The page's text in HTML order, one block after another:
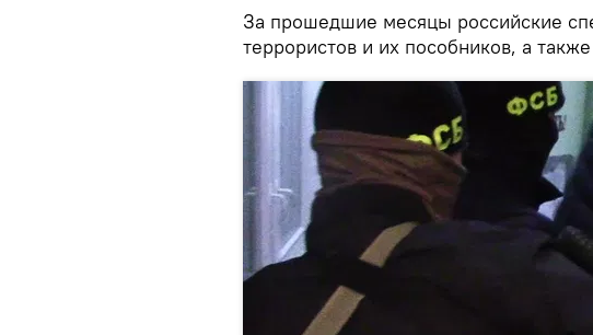
За прошедшие месяцы российские
террористов и их пособников, а